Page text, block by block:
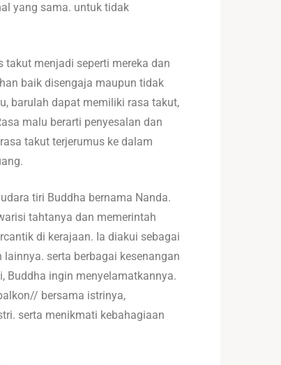
yang sama. untuk tidak
menjadi seperti mereka dan
baik disengaja maupun tidak
barulah dapat memiliki rasa takut,
malu berarti penyesalan dan
takut terjerumus ke dalam
tiri Buddha bernama Nanda.
tahtanya dan memerintah
di kerajaan. Ia diakui sebagai
serta berbagai kesenangan
Buddha ingin menyelamatkannya.
bersama istrinya,
serta menikmati kebahagiaan